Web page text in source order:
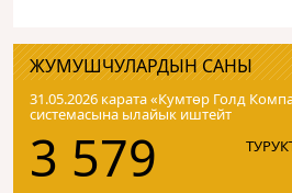
ЖУМУШЧУЛАРДЫН САНЫ
31.05.2026 карата «Кумтɵр Голд
системасына ылайык иштейт
3 579